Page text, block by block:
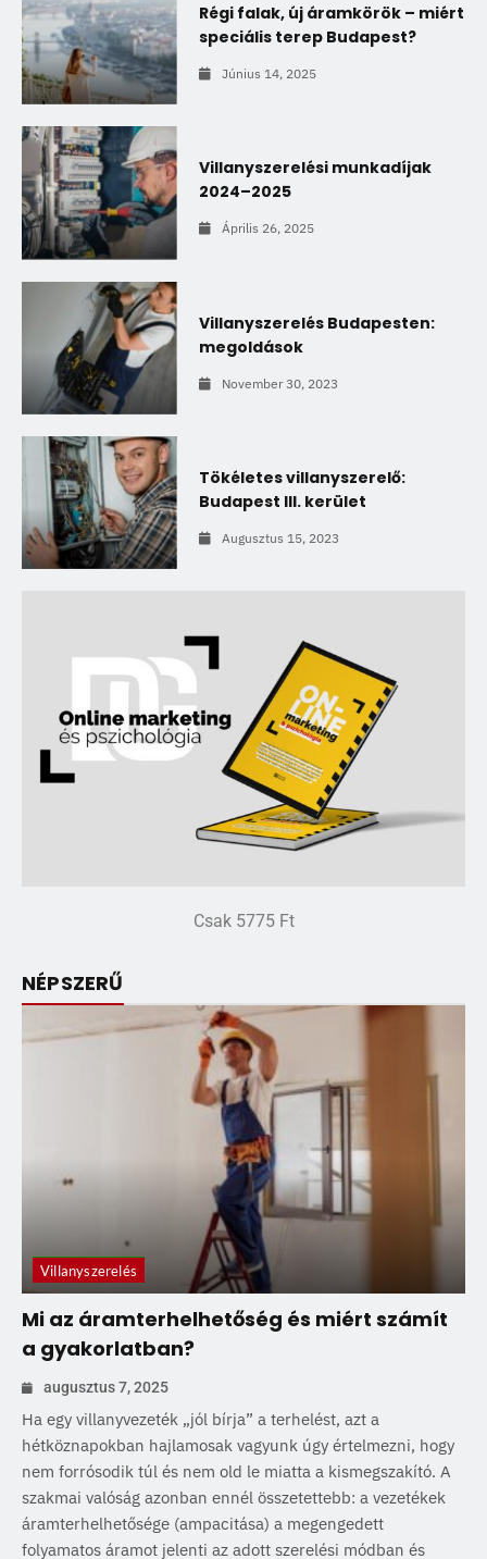
Régi falak, új áramkörök – miért
speciális terep Budapest?
Június 14, 2025
Villanyszerelési munkadíjak
2024–2025
Április 26, 2025
Villanyszerelés Budapesten:
megoldások
November 30, 2023
Tökéletes villanyszerelő:
Budapest III. kerület
Augusztus 15, 2023
Csak 5775 Ft
NÉPSZERŰ
Villanyszerelés
Mi az áramterhelhetőség és miért számít
a gyakorlatban?
augusztus 7, 2025
Ha egy villanyvezeték „jól bírja” a terhelést, azt a
hétköznapokban hajlamosak vagyunk úgy értelmezni, hogy
nem forrósodik túl és nem old le miatta a kismegszakító. A
szakmai valóság azonban ennél összetettebb: a vezetékek
áramterhelhetősége (ampacitása) a megengedett
folyamatos áramot jelenti az adott szerelési módban és